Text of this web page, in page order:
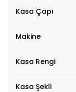
Kasa Çapı
Makine
Kasa Rengi
Kasa Şekli